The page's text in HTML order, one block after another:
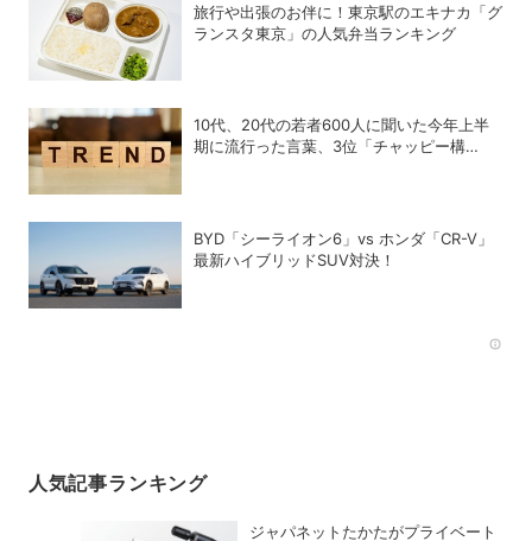
旅行や出張のお伴に！東京駅のエキナカ「グ
ランスタ東京」の人気弁当ランキング
10代、20代の若者600人に聞いた今年上半
期に流行った言葉、3位「チャッピー構
BYD「シーライオン6」vs ホンダ「CR-V」
最新ハイブリッドSUV対決！
人気記事ランキング
ジャパネットたかたがプライベート